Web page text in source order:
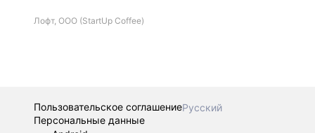
Лофт, ООО (StartUp Coffee)
Пользовательское соглашениеРусский
Персональные данные